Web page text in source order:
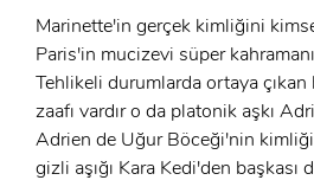
Marinette'in gerçek kimliğini
Paris'in mucizevi süper
Tehlikeli durumlarda ortaya çıkan
zaafı vardır o da platonik aşkı
Adrien de Uğur Böceği'nin
gizli aşığı Kara Kedi'den başkası